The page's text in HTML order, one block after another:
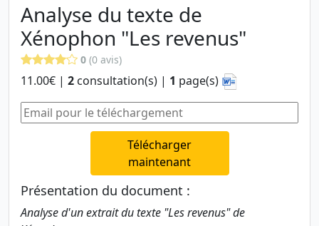
Analyse du texte de
Xénophon "Les revenus"
0 (0 avis)
11.00€ | 2 consultation(s) | 1 page(s)
Télécharger
maintenant
Présentation du document :
Analyse d'un extrait du texte "Les revenus" de